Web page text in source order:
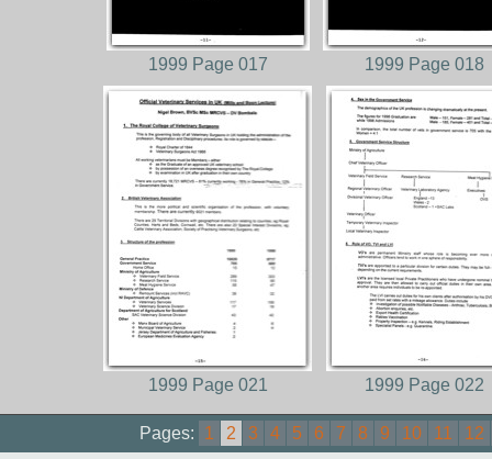
1999 Page 017 1999 Page 018
1999 Page 021 1999 Page 022
Pages: 1 2 3 4 5 6 7 8 9 10 11 12